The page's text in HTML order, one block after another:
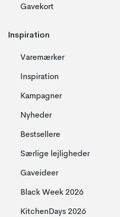
Gavekort
Inspiration
Varemærker
Inspiration
Kampagner
Nyheder
Bestsellere
Særlige lejligheder
Gaveideer
Black Week 2026
KitchenDays 2026